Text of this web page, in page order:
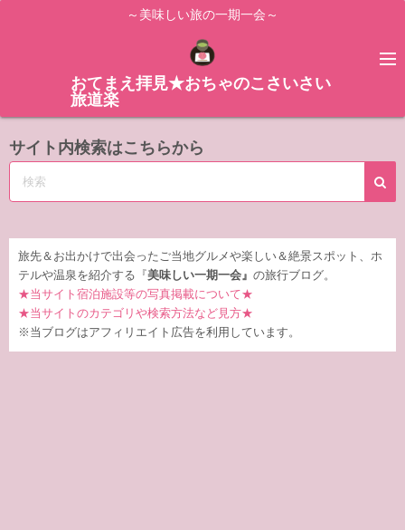
ス
ッ
～美味しい旅の一期一会～
おてまえ拝見★おちゃのこさいさい
旅道楽
サイト内検索はこちらから
旅先＆お出かけで出会ったご当地グルメや楽しい＆絶景スポット、ホ
テルや温泉を紹介する『 美味しい一期一会』 の旅行ブログ。
★当サイト宿泊施設等の写真掲載について★
★当サイトのカテゴリや検索方法など見方★
※当ブログはアフィリエイト広告を利用しています。